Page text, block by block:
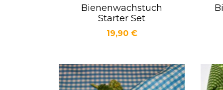
Vorschau
Bienenwachstuch
Starter Set
Preis
19,90 €